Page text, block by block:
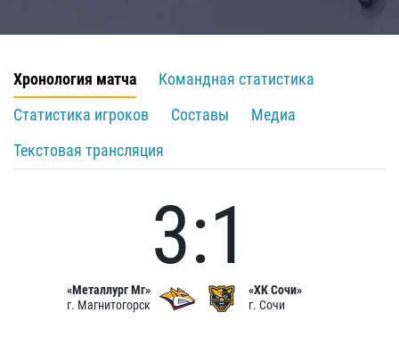
Хронология матча
Командная статистика
Статистика игроков
Составы
Медиа
Текстовая трансляция
«Металлург Мг»
г. Магнитогорск
3:1
«ХК Сочи»
г. Сочи